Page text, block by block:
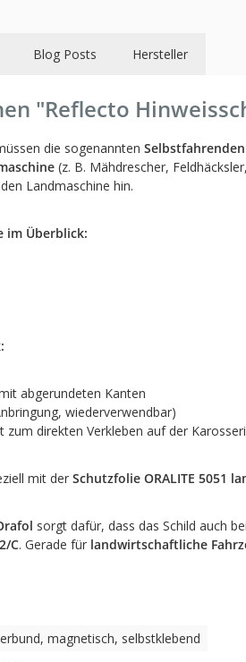
Blog Posts Hersteller
"Reflecto
die sogenannten
(z. B. Mähdrescher,
Landmaschine hin.
im Überblick:
abgerundeten Kanten
wiederverwendbar)
zum direkten Verkleben auf der
mit der Schutzfolie ORALITE 5051
sorgt dafür, dass das Schild auch
C. Gerade für landwirtschaftliche
magnetisch, selbstklebend